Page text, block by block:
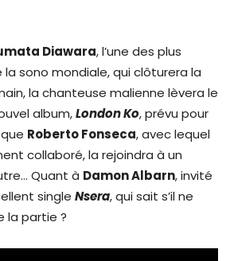
Diawara, l’une des plus
sono mondiale, qui clôturera la
la chanteuse malienne lèvera le
album,London Ko, prévu pour
Roberto Fonseca, avec lequel
collaboré, la rejoindra à un
Quant à Damon Albarn, invité
single Nsera, qui sait s’il ne
la partie ?